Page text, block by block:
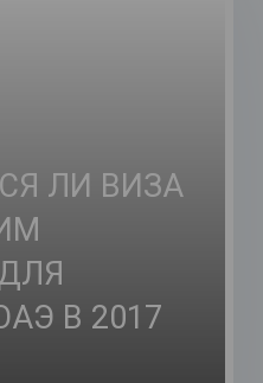
ЛИ ВИЗА
В 2017